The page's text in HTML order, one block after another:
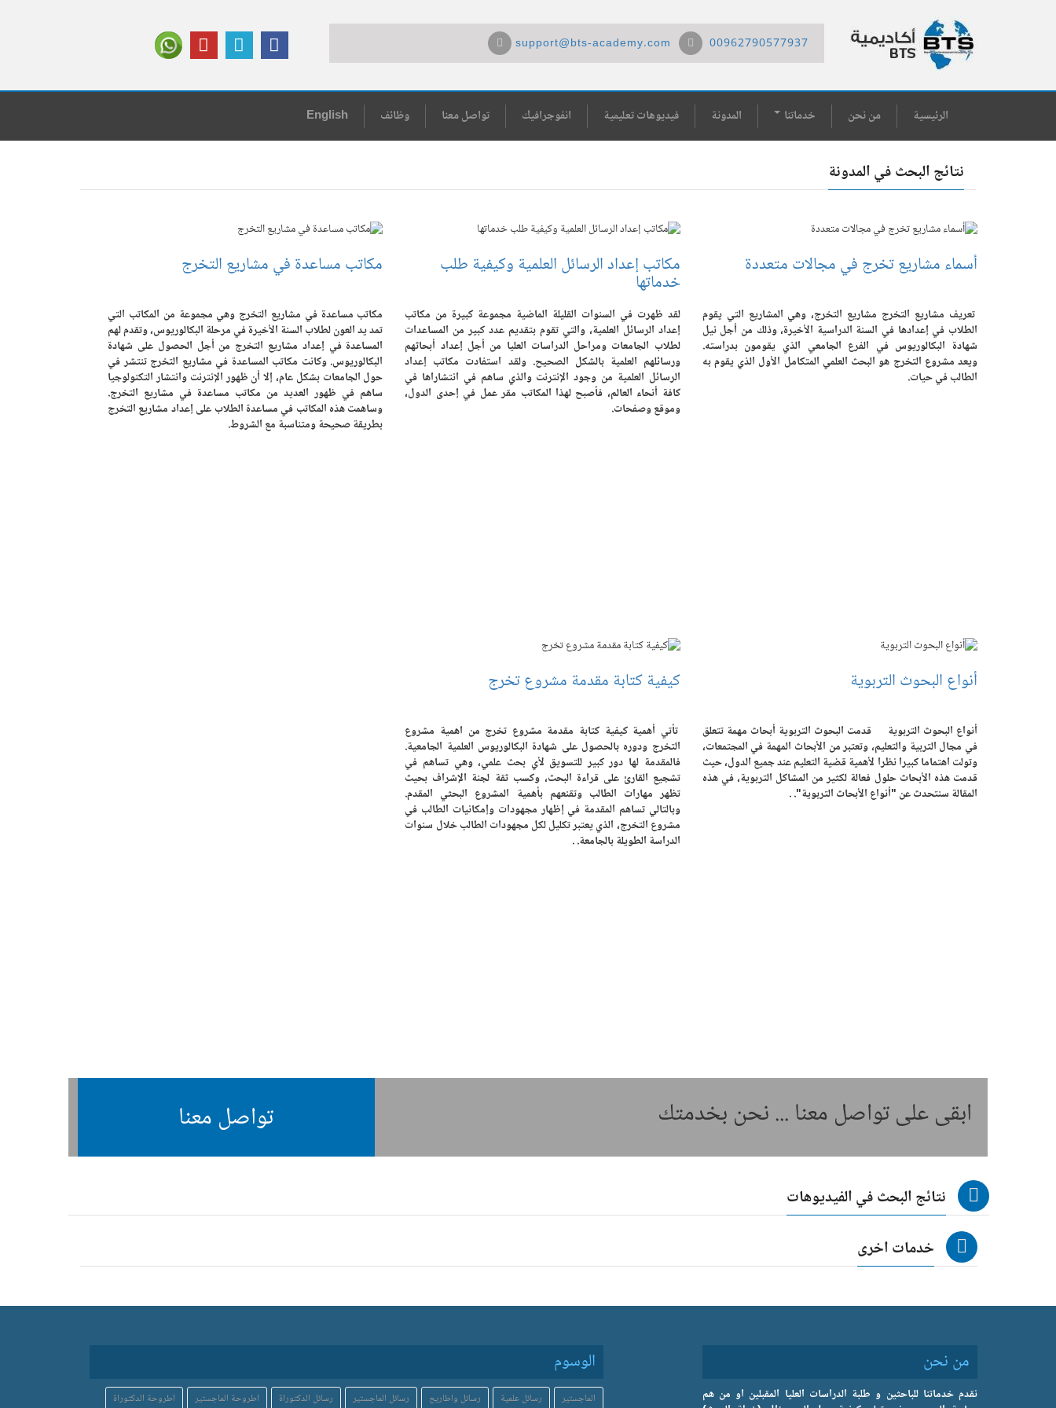
00962790577937
support@bts-academy.com
الرئيسية من نحن خدماتنا المدونة فيديوهات تعليمية انفوجرافيك تواصل معنا وظائف English
نتائج البحث في المدونة
أسماء مشاريع تخرج في مجالات متعددة
تعريف مشاريع التخرج مشاريع التخرج، وهي المشاريع التي يقوم
الطلاب في إعدادها في السنة الدراسية الأخيرة، وذلك من أجل نيل
شهادة البكالوريوس في الفرع الجامعي الذي يقومون بدراسته.
ويعد مشروع التخرج هو البحث العلمي المتكامل الأول الذي يقوم به
الطالب في حيات.
مكاتب إعداد الرسائل العلمية وكيفية طلب
خدماتها
لقد ظهرت في السنوات القليلة الماضية مجموعة كبيرة من مكاتب
إعداد الرسائل العلمية، والتي تقوم بتقديم عدد كبير من المساعدات
لطلاب الجامعات ومراحل الدراسات العليا من أجل إعداد أبحاثهم
ورسائلهم العلمية بالشكل الصحيح. ولقد استفادت مكاتب إعداد
الرسائل العلمية من وجود الإنترنت والذي ساهم في انتشاراها في
كافة أنحاء العالم، فأصبح لهذا المكاتب مقر عمل في إحدى الدول،
وموقع وصفحات.
مكاتب مساعدة في مشاريع التخرج
مكاتب مساعدة في مشاريع التخرج وهي مجموعة من المكاتب التي
تمد يد العون لطلاب السنة الأخيرة في مرحلة البكالوريوس، وتقدم لهم
المساعدة في إعداد مشاريع التخرج من أجل الحصول على شهادة
البكالوريوس. وكانت مكاتب المساعدة في مشاريع التخرج تنتشر في
حول الجامعات بشكل عام، إلا أن ظهور الإنترنت وانتشار التكنولوجيا
ساهم في ظهور العديد من مكاتب مساعدة في مشاريع التخرج.
وساهمت هذه المكاتب في مساعدة الطلاب على إعداد مشاريع التخرج
بطريقة صحيحة ومتناسبة مع الشروط.
أنواع البحوث التربوية
أنواع البحوث التربوية قدمت البحوث التربوية أبحاث مهمة تتعلق
في مجال التربية والتعليم، وتعتبر من الأبحاث المهمة في المجتمعات،
وتولت اهتماما كبيرا نظرا لأهمية قضية التعليم عند جميع الدول، حيث
قدمت هذه الأبحاث حلول فعالة لكثير من المشاكل التربوية، في هذه
المقالة سنتحدث عن "أنواع الأبحاث التربوية". .
كيفية كتابة مقدمة مشروع تخرج
تأتي أهمية كيفية كتابة مقدمة مشروع تخرج من اهمية مشروع
التخرج ودوره بالحصول على شهادة البكالوريوس العلمية الجامعية.
فالمقدمة لها دور كبير للتسويق لأي بحث علمي، وهي تساهم في
تشجيع القارئ على قراءة البحث، وكسب ثقة لجنة الإشراف بحيث
تظهر مهارات الطالب وتقنعهم بأهمية المشروع البحثي المقدم.
وبالتالي تساهم المقدمة في إظهار مجهودات وإمكانيات الطالب في
مشروع التخرج، الذي يعتبر تكليل لكل مجهودات الطالب خلال سنوات
الدراسة الطويلة بالجامعة. .
ابقى على تواصل معنا ... نحن بخدمتك تواصل معنا
نتائج البحث في الفيديوهات
خدمات اخرى
من نحن
نقدم خدماتنا للباحثين و طلبة الدراسات العليا المقبلين او من هم
الوسوم
الماجستير رسائل علمية رسائل واطاريح رسائل الماجستير رسائل الدكتوراة اطروحة الماجستير اطروحة الدكتوراة